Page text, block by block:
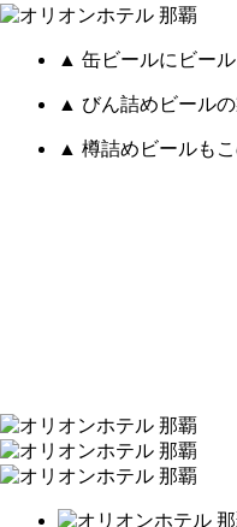
▲ 缶ビールにビール
▲ びん詰めビールの
▲ 樽詰めビールもこ